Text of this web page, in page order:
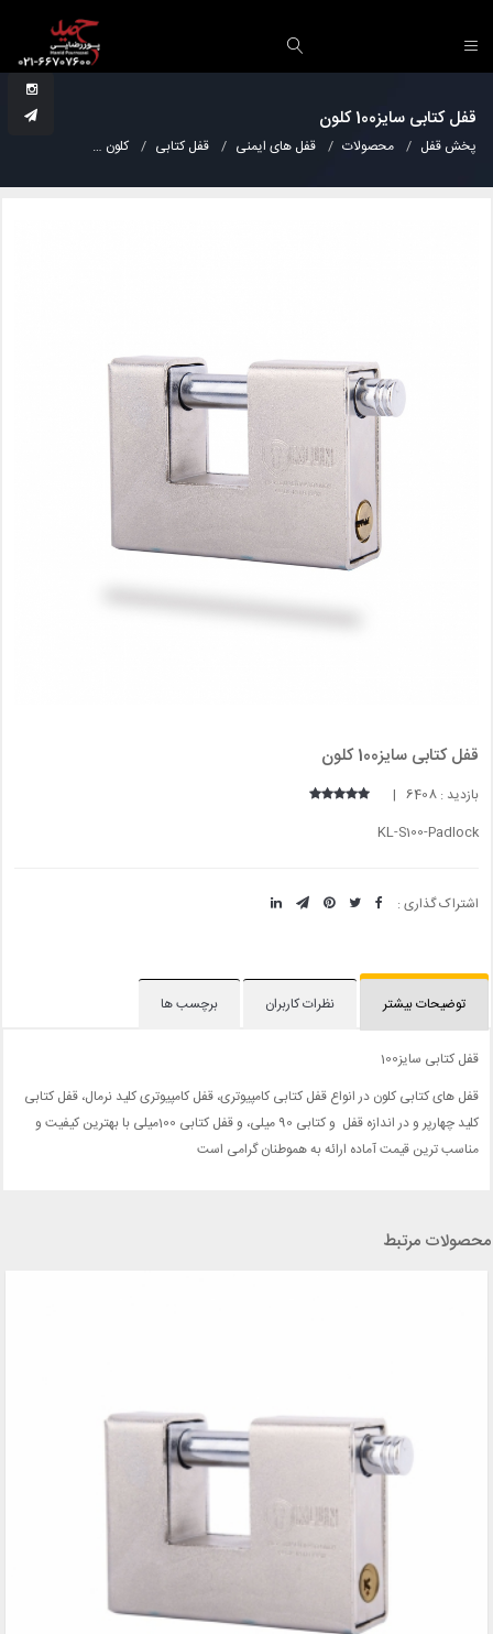
قفل کتابی سایز100 کلون
پخش قفل محصولات قفل های ایمنی قفل کتابی کلون
قفل کتابی سایز100 کلون
بازدید : 6408 |
KL-S100-Padlock
اشتراک گذاری :
توضیحات بیشتر نظرات کاربران برچسب ها
قفل کتابی سایز100
قفل های کتابی کلون در انواع قفل کتابی کامپیوتری، قفل کامپیوتری کلید نرمال، قفل کتابی
کلید چهارپر و در اندازه قفل و کتابی 90 میلی، و قفل کتابی 100میلی با بهترین کیفیت و
مناسب ترین قیمت آماده ارائه به هموطنان گرامی است
محصولات مرتبط